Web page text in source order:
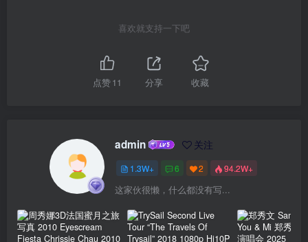
喜欢就支持一下吧
点赞11 分享 收藏
admin 关注
1.3W+ 6 2 94.2W+
这家伙很懒，什么都没有写...